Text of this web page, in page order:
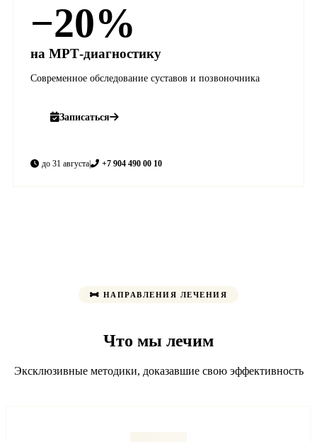
−20%
на МРТ-диагностику
Современное обследование суставов и позвоночника
Записаться
до 31 августа +7 904 490 00 10
НАПРАВЛЕНИЯ ЛЕЧЕНИЯ
Что мы лечим
Эксклюзивные методики, доказавшие свою эффективность